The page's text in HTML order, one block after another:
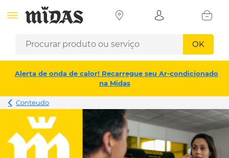
OK
Alerta de onda de calor! Recarregue seu Ar-condicionado
na Midas
Conteudo